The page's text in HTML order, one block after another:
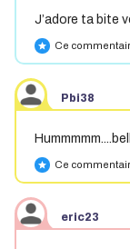
J’adore ta bite
star Ce
Pbi38
star Ce
eric23